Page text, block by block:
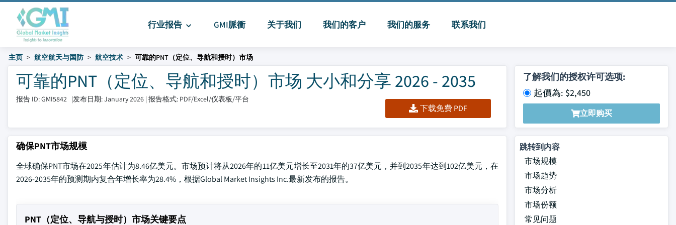
行业报告 GMI脈衝 关于我们 我们的客户 我们的服务 联系我们
主页 航空航天与国防 航空技术 可靠的PNT（定位、导航和授时）市场
可靠的PNT（定位、导航和授时）市场 大小和分享 2026 - 2035
报告 ID: GMI5842 |发布日期: January 2026 | 报告格式: PDF/Excel/仪表板/平台
下载免费 PDF
了解我们的授权许可选项:
起價為: $2,450
立即购买
确保PNT市场规模
全球确保PNT市场在2025年估计为8.46亿美元。市场预计将从2026年的11亿美元增长至2031年的37亿美元，并到2035年达到102亿美元，在
2026-2035年的预测期内复合年增长率为28.4%，根据Global Market Insights Inc.最新发布的报告。
PNT（定位、导航与授时）市场关键要点
跳转到内容
市场规模
市场趋势
市场分析
市场份额
常见问题